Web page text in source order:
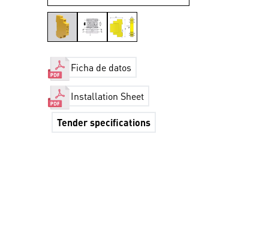
Ficha de datos
Installation Sheet
Tender specifications